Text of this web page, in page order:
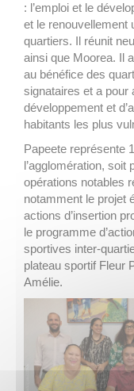
: l’emploi et le
et le renouvellement
quartiers. Il réunit
ainsi que Moorea. Il
au bénéfice des
signataires et a pour
développement et
habitants les plus
Papeete représente
l’agglomération, soit
opérations notables
notamment le projet
actions d’insertion
le programme
sportives inter-
plateau sportif Fleur
Amélie.